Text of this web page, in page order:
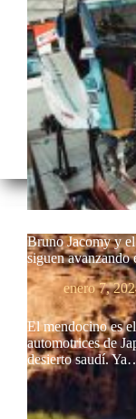
Bruno Jacomy y
siguen avanzando
enero 7,
El mendocino es
automotrices de
desierto saudí.